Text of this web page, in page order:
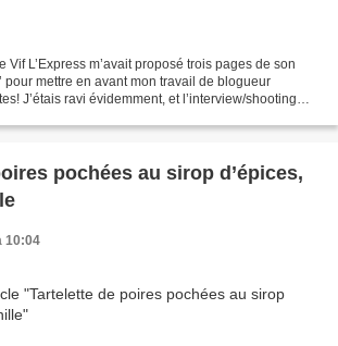
Vif L’Express m’avait proposé trois pages de son
pour mettre en avant mon travail de blogueur
J’étais ravi évidemment, et l’interview/shooting
pochées au sirop d’épices,
10:04